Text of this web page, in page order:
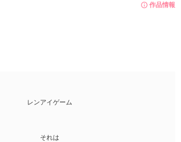
作品情報
レンアイゲーム
それは